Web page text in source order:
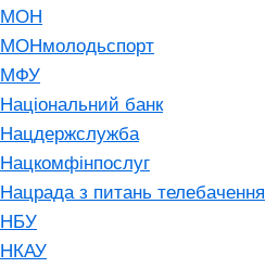
МОН
МОНмолодьспорт
МФУ
Національний банк
Нацдержслужба
Нацкомфінпослуг
Нацрада з питань телебачення
НБУ
НКАУ